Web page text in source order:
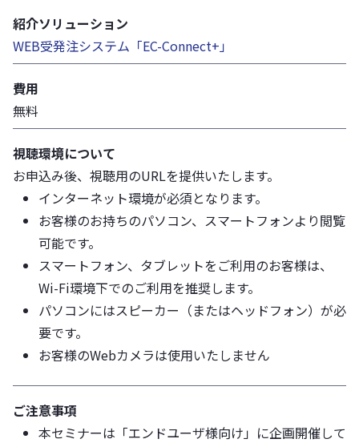
紹介ソリューション
WEB受発注システム「EC-Connect+」
費用
無料
視聴環境について
お申込み後、視聴用のURLを提供いたします。
インターネット環境が必須となります。
お客様のお持ちのパソコン、スマートフォンより閲覧
可能です。
スマートフォン、タブレットをご利用のお客様は、
Wi-Fi環境下でのご利用を推奨します。
パソコンにはスピーカー（またはヘッドフォン）が必
要です。
お客様のWebカメラは使用いたしません
ご注意事項
本セミナーは「エンドユーザ様向け」に企画開催して